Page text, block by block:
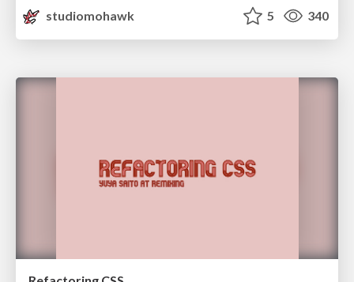
studiomohawk
5 340